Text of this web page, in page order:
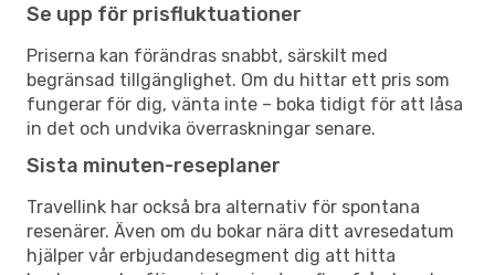
Se upp för prisfluktuationer
Priserna kan förändras snabbt, särskilt med
begränsad tillgänglighet. Om du hittar ett pris som
fungerar för dig, vänta inte – boka tidigt för att låsa
in det och undvika överraskningar senare.
Sista minuten-reseplaner
Travellink har också bra alternativ för spontana
resenärer. Även om du bokar nära ditt avresedatum
hjälper vår erbjudandesegment dig att hitta